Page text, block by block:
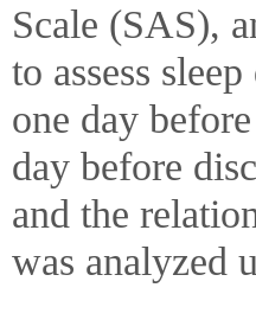
Scale (SAS),
to assess
one day
day before
and the
was analyzed